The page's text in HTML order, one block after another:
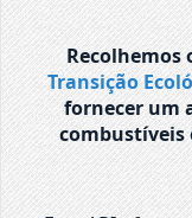
Recolhemos
Transição
fornecer um
combustíveis